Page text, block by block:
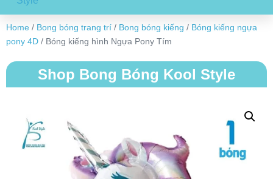
Home / Bong bóng trang trí / Bong bóng kiếng / Bóng kiếng ngựa
pony 4D / Bóng kiếng hình Ngựa Pony Tím
Shop Bong Bóng Kool Style